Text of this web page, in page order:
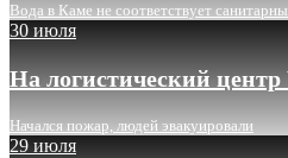
Вода в Каме не соответствует
30 июля
На логистический
Начался пожар, людей эвакуировали
29 июля